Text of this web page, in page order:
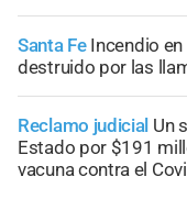
Santa Fe Incendio en
destruido por las
Reclamo judicial Un
Estado por $191
vacuna contra el